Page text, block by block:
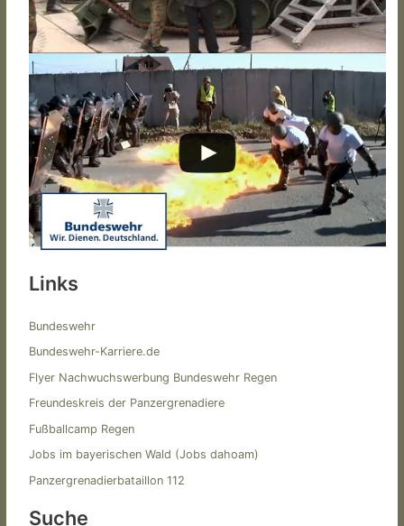
Links
Bundeswehr
Bundeswehr-Karriere.de
Flyer Nachwuchswerbung Bundeswehr Regen
Freundeskreis der Panzergrenadiere
Fußballcamp Regen
Jobs im bayerischen Wald (Jobs dahoam)
Panzergrenadierbataillon 112
Suche